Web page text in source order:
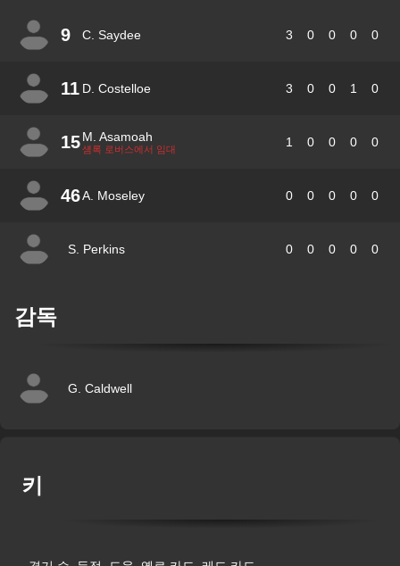
9 C. Saydee 3 0 0 0 0
11 D. Costelloe 3 0 0 1 0
15M. Asamoah
섐록 로버스에서 임대 1 0 0 0 0
46A. Moseley 0 0 0 0 0
S. Perkins 0 0 0 0 0
감독
G. Caldwell
키